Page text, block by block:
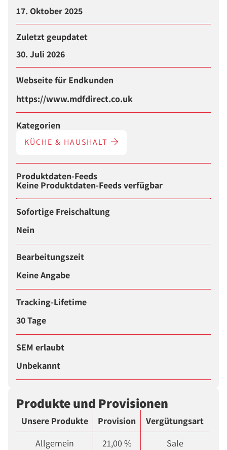
17. Oktober 2025
Zuletzt geupdatet
30. Juli 2026
Webseite für Endkunden
https://www.mdfdirect.co.uk
Kategorien
KÜCHE & HAUSHALT
Produktdaten-Feeds
Keine Produktdaten-Feeds verfügbar
Sofortige Freischaltung
Nein
Bearbeitungszeit
Keine Angabe
Tracking-Lifetime
30 Tage
SEM erlaubt
Unbekannt
Produkte und Provisionen
Unsere Produkte Provision
Vergütungsart
Allgemein
21,00 % Sale